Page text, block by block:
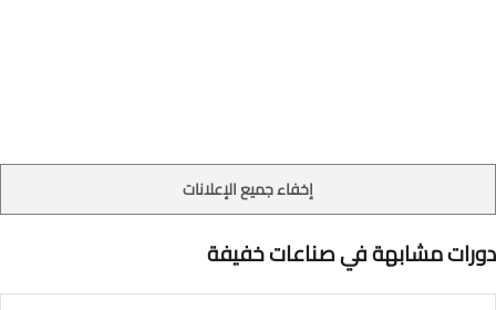
إخفاء جميع الإعلانات
دورات مشابهة في صناعات خفيفة